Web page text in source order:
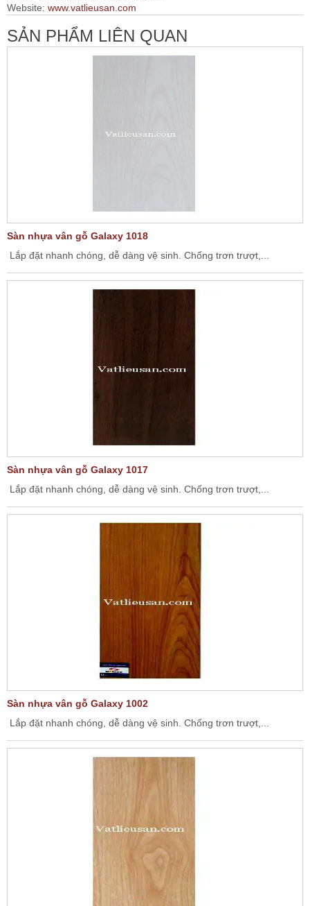
Website: www.vatlieusan.com
SẢN PHẨM LIÊN QUAN
Sàn nhựa vân gỗ Galaxy 1018
Lắp đặt nhanh chóng, dễ dàng vệ sinh. Chống trơn trượt,...
Sàn nhựa vân gỗ Galaxy 1017
Lắp đặt nhanh chóng, dễ dàng vệ sinh. Chống trơn trượt,...
Sàn nhựa vân gỗ Galaxy 1002
Lắp đặt nhanh chóng, dễ dàng vệ sinh. Chống trơn trượt,...